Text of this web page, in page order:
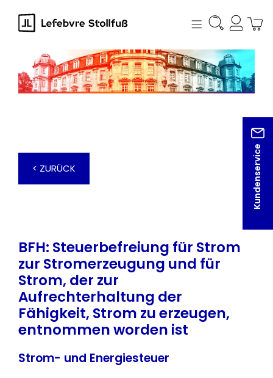
springen
Kundenservice
< ZURÜCK
BFH: Steuerbefreiung für Strom
zur Stromerzeugung und für
Strom, der zur
Aufrechterhaltung der
Fähigkeit, Strom zu erzeugen,
entnommen worden ist
Strom- und Energiesteuer